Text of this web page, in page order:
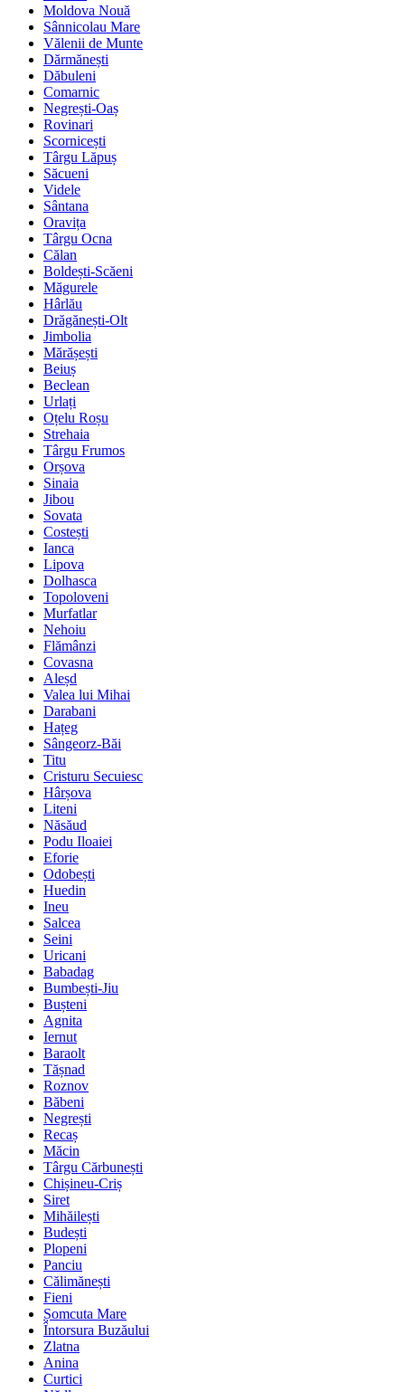
Moldova Nouă
Sânnicolau Mare
Vălenii de Munte
Dărmănești
Dăbuleni
Comarnic
Negrești-Oaș
Rovinari
Scornicești
Târgu Lăpuș
Săcueni
Videle
Sântana
Oravița
Târgu Ocna
Călan
Boldești-Scăeni
Măgurele
Hârlău
Drăgănești-Olt
Jimbolia
Mărășești
Beiuș
Beclean
Urlați
Oțelu Roșu
Strehaia
Târgu Frumos
Orșova
Sinaia
Jibou
Sovata
Costești
Ianca
Lipova
Dolhasca
Topoloveni
Murfatlar
Nehoiu
Flămânzi
Covasna
Aleșd
Valea lui Mihai
Darabani
Hațeg
Sângeorz-Băi
Titu
Cristuru Secuiesc
Hârșova
Liteni
Năsăud
Podu Iloaiei
Eforie
Odobești
Huedin
Ineu
Salcea
Seini
Uricani
Babadag
Bumbești-Jiu
Bușteni
Agnita
Iernut
Baraolt
Tășnad
Roznov
Băbeni
Negrești
Recaș
Măcin
Târgu Cărbunești
Chișineu-Criș
Siret
Mihăilești
Budești
Plopeni
Panciu
Călimănești
Fieni
Șomcuta Mare
Întorsura Buzăului
Zlatna
Anina
Curtici